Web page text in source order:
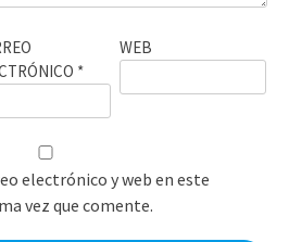
*
WEB
electrónico y web en este
vez que comente.